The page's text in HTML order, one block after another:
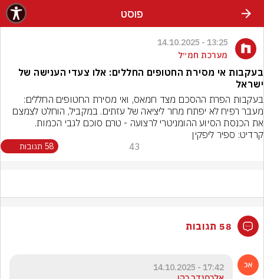
פוסט
13:25 - 14.10.2025
מערכת חמ״ל
בעקבות אי מסירת החטופים החללים: אלו צעדי הענישה של
ישראל
את הכנסת הסיוע ההומניטרי לרצועה - טרם סוכם לגבי הכמות.
קרדיט: ספיר ליפקין
43 58 תגובות
58 תגובות
17:42 - 14.10.2025